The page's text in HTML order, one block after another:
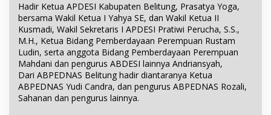
Hadir Ketua APDESI Kabupaten Belitung, Prasatya Yoga,
bersama Wakil Ketua I Yahya SE, dan Wakil Ketua II
Kusmadi, Wakil Sekretaris I APDESI Pratiwi Perucha, S.S.,
M.H., Ketua Bidang Pemberdayaan Perempuan Rustam
Ludin, serta anggota Bidang Pemberdayaan Perempuan
Mahdani dan pengurus ABDESI lainnya Andriansyah,
Dari ABPEDNAS Belitung hadir diantaranya Ketua
ABPEDNAS Yudi Candra, dan pengurus ABPEDNAS Rozali,
Sahanan dan pengurus lainnya.